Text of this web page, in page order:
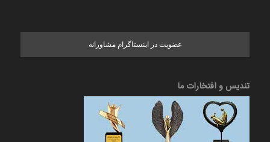
عضویت در اینستاگرام مشاورانه
تندیس و افتخارات ما